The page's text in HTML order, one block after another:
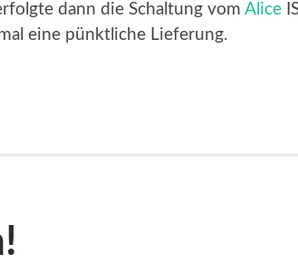
dann die Schaltung vom Alice
eine pünktliche Lieferung.